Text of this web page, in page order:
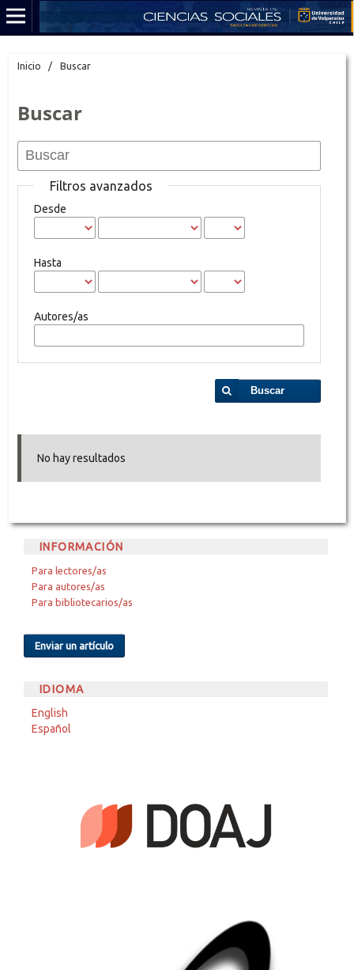
Inicio / Buscar
Buscar
Filtros avanzados
Desde
Hasta
Autores/as
Buscar
No hay resultados
INFORMACIÓN
Para lectores/as
Para autores/as
Para bibliotecarios/as
Enviar un artículo
IDIOMA
English
Español